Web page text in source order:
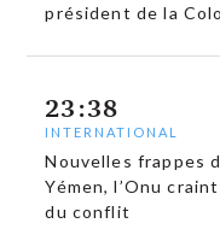
président de la
23:38
INTERNATIONAL
Nouvelles frappes
Yémen, l’Onu
du conflit